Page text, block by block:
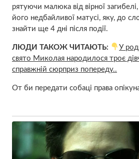
рятуючи малюка від вірної загибелі,
його недбайливої ​​матусі, яку, до
знайти ще 4 дні після події.
ЛЮДИ ТАКОЖ ЧИТАЮТЬ:
У
свято Миколая народилося троє
справжній сюрприз попереду..
От би передати собаці права